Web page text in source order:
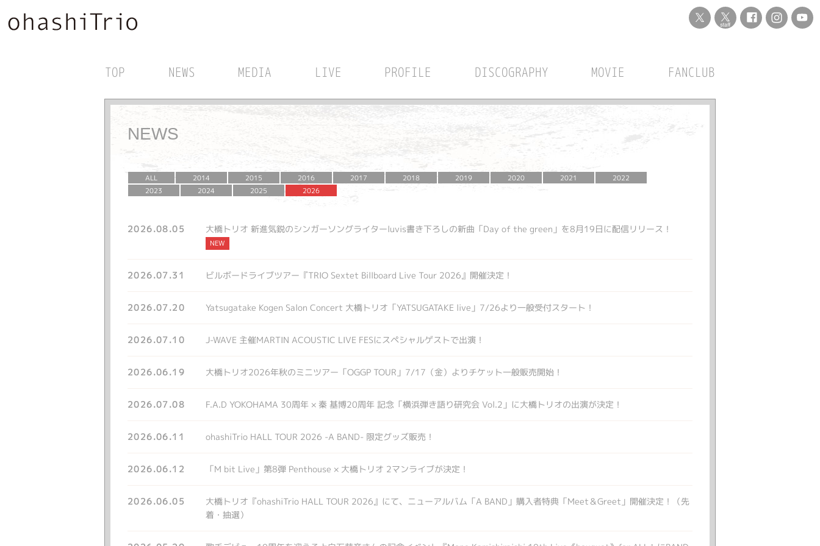
TOP NEWS MEDIA LIVE PROFILE DISCOGRAPHY MOVIE FANCLUB
NEWS
ALL 2014 2015 2016 2017 2018 2019 2020 2021
2022
2023
2024 2025 2026
2026.08.05 大橋トリオ 新進気鋭のシンガーソングライターluvis書き下ろしの新曲「Day of the green」を8月19日に配信リリース！
NEW
2026.07.31 ビルボードライブツアー『TRIO Sextet Billboard Live Tour 2026』開催決定！
2026.07.20 Yatsugatake Kogen Salon Concert 大橋トリオ「YATSUGATAKE live」7/26より一般受付スタート！
2026.07.10 J-WAVE 主催MARTIN ACOUSTIC LIVE FESにスペシャルゲストで出演！
2026.06.19 大橋トリオ2026年秋のミニツアー「OGGP TOUR」7/17（金）よりチケット一般販売開始！
2026.07.08 F.A.D YOKOHAMA 30周年 × 秦 基博20周年 記念「横浜弾き語り研究会 Vol.2」に大橋トリオの出演が決定！
2026.06.11 ohashiTrio HALL TOUR 2026 -A BAND- 限定グッズ販売！
2026.06.12 「M bit Live」第8弾 Penthouse × 大橋トリオ 2マンライブが決定！
2026.06.05
大橋トリオ『ohashiTrio HALL TOUR 2026』にて、ニューアルバム「A BAND」購入者特典「Meet＆Greet」開催決定！（先
着・抽選）